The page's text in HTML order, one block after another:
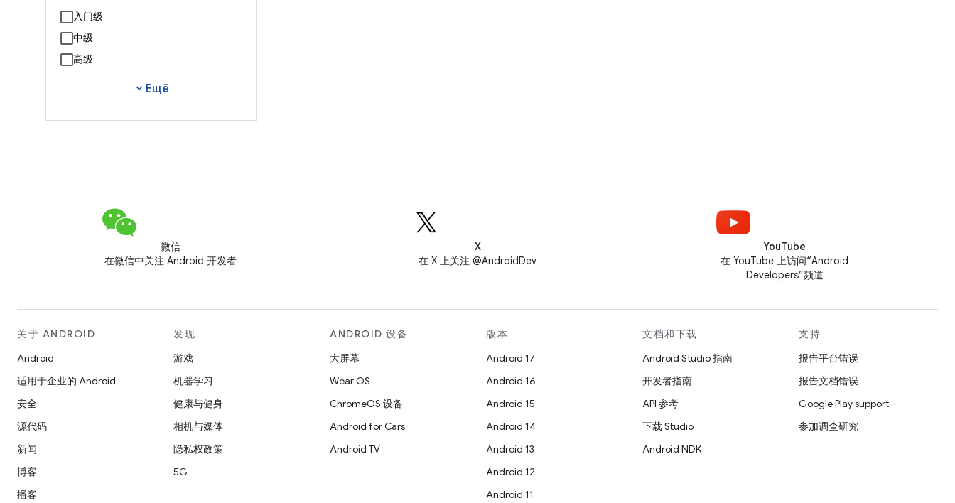
入门级
中级
高级
expand_more Ещё
微信
在微信中关注 Android 开发者
X
在 X 上关注 @AndroidDev
YouTube
在 YouTube 上访问“Android
Developers”频道
关于 ANDROID
Android
适用于企业的 Android
安全
源代码
新闻
博客
播客
发现
游戏
机器学习
健康与健身
相机与媒体
隐私权政策
5G
ANDROID 设备
大屏幕
Wear OS
ChromeOS 设备
Android for Cars
Android TV
版本
Android 17
Android 16
Android 15
Android 14
Android 13
Android 12
Android 11
文档和下载
Android Studio 指南
开发者指南
API 参考
下载 Studio
Android NDK
支持
报告平台错误
报告文档错误
Google Play support
参加调查研究